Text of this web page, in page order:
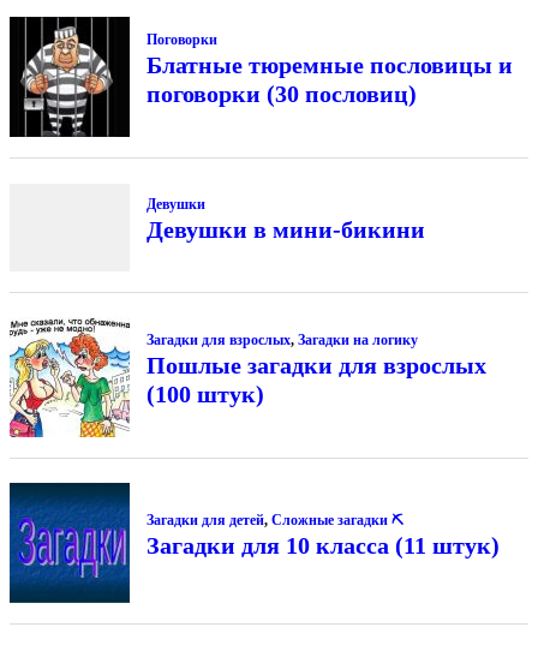
Поговорки
Блатные тюремные пословицы и
поговорки (30 пословиц)
Девушки
Девушки в мини-бикини
Загадки для взрослых, Загадки на логику
Пошлые загадки для взрослых
(100 штук)
Загадки для детей, Сложные загадки ⛏
Загадки для 10 класса (11 штук)